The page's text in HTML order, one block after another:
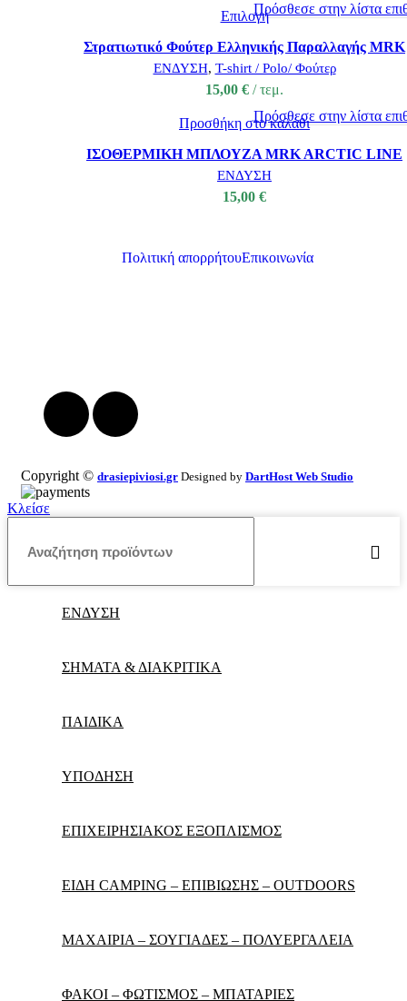
Πρόσθεσε στην λίστα
Επιλογή
Στρατιωτικό Φούτερ Ελληνικής Παραλλαγής MRK
ΕΝΔΥΣΗ, T-shirt / Polo/ Φούτερ
15,00 €
τεμ.
Πρόσθεσε στην λίστα
Προσθήκη στο καλάθι
ΙΣΟΘΕΡΜΙΚΗ ΜΠΛΟΥΖΑ MRK ARCTIC LINE
ΕΝΔΥΣΗ
15,00 €
Πολιτική απορρήτουΕπικοινωνία
Copyright © drasiepiviosi.gr Designed by DartHost Web Studio
Κλείσε
ΕΝΔΥΣΗ
ΣΗΜΑΤΑ & ΔΙΑΚΡΙΤΙΚΑ
ΠΑΙΔΙΚΑ
ΥΠΟΔΗΣΗ
ΕΠΙΧΕΙΡΗΣΙΑΚΟΣ ΕΞΟΠΛΙΣΜΟΣ
ΕΙΔΗ CAMPING – ΕΠΙΒΙΩΣΗΣ – OUTDOORS
ΜΑΧΑΙΡΙΑ – ΣΟΥΓΙΑΔΕΣ – ΠΟΛΥΕΡΓΑΛΕΙΑ
ΦΑΚΟΙ – ΦΩΤΙΣΜΟΣ – ΜΠΑΤΑΡΙΕΣ